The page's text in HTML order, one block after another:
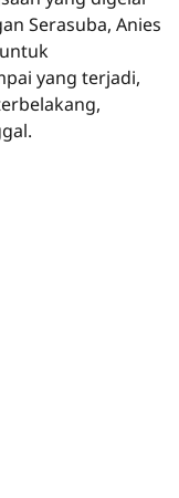
Serasuba, Anies
yang terjadi,